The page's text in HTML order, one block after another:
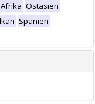
Afrika Ostasien
Spanien